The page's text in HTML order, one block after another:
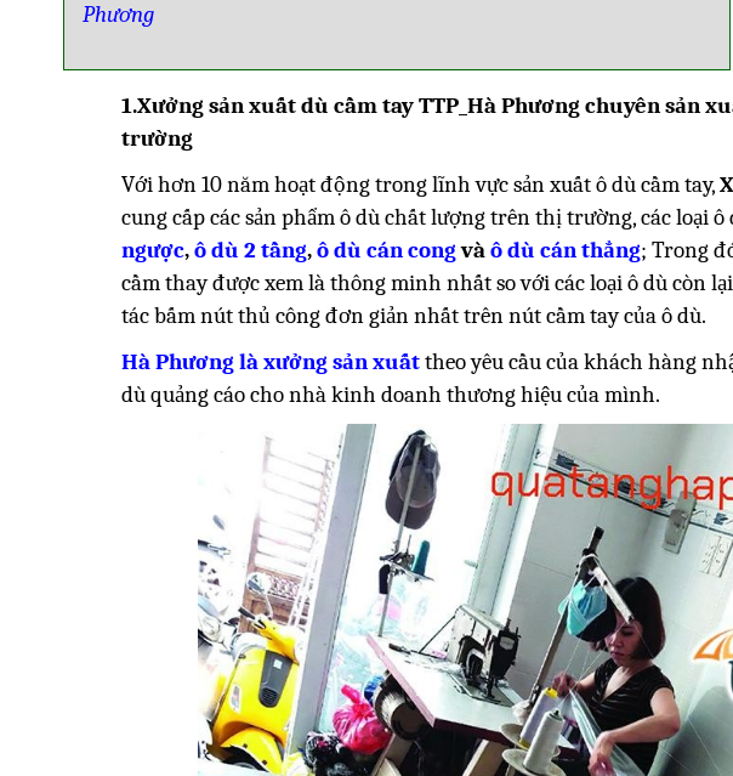
Phương
1.Xưởng sản xuất dù cầm tay TTP_Hà Phương chuyên sản
trường
Với hơn 10 năm hoạt động trong lĩnh vực sản xuất ô dù cầm tay,
cung cấp các sản phẩm ô dù chất lượng trên thị trường, các loại
ngược,ô dù 2 tầng,ô dù cán congvàô dù cán thẳng; Trong
cầm thay được xem là thông minh nhất so với các loại ô dù còn
tác bấm nút thủ công đơn giản nhất trên nút cầm tay của ô dù.
Hà Phương là xưởng sản xuấttheo yêu cầu của khách hàng
dù quảng cáo cho nhà kinh doanh thương hiệu của mình.